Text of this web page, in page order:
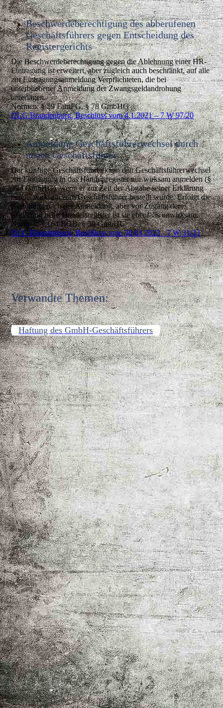
Beschwerdeberechtigung des abberufenen
Geschäftsführers gegen Entscheidung des
Registergerichts
Die Beschwerdeberechtigung gegen die Ablehnung einer HR-
Eintragung ist erweitert, aber zugleich auch beschränkt, auf alle
zur Eintragungsanmeldung Verpflichteten, die bei
unterbliebener Anmeldung der Zwangsgeldandrohung
unterlägen.
Normen: § 59 FamFG, § 78 GmbHG
OLG Brandenburg, Beschluss vom 4.1.2021 – 7 W 97/20
Anmeldung Geschäftsführerwechsel durch
neuen Geschäftsführer
Der künftige Geschäftsführer kann den Geschäftsführerwechsel
zur Eintragung in das Handelsregister nur wirksam anmelden (§
39 I GmbHG), wenn er zur Zeit der Abgabe seiner Erklärung
bereits wirksam zum Geschäftsführer bestellt wurde. Erfolgt die
Bestellung nach der Anmeldung, aber vor Zugang der
Erklärung beim Handelsregister ist sie ebenfalls unwirksam.
Normen: § 164 BGB, § 39 GmbHG
OLG Brandenburg, Beschluss vom 30.03.2023 - 7 W 31/23
Verwandte Themen:
Haftung des GmbH-Geschäftsführers